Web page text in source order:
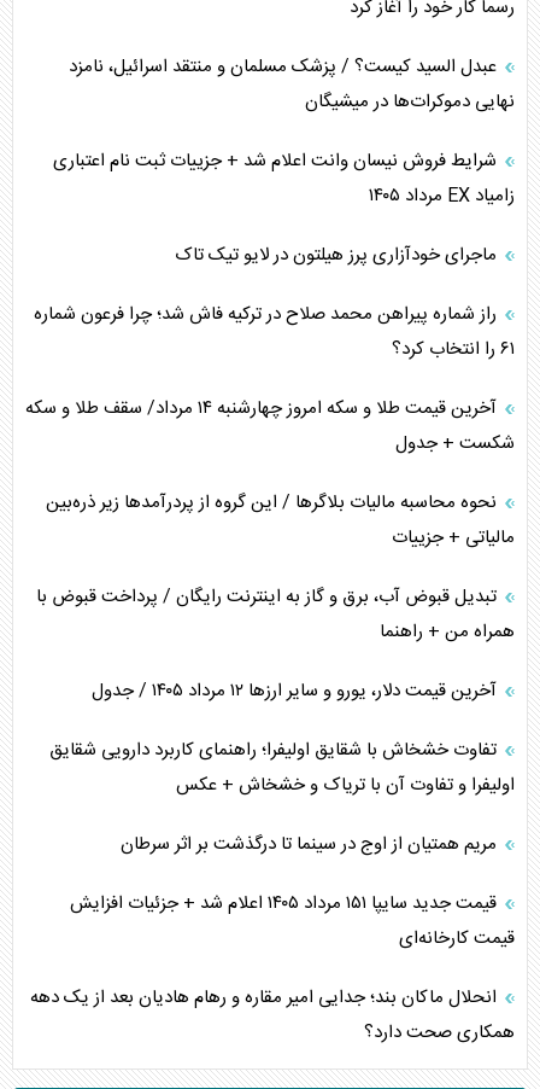
پیام، ظرفیت بالفعل‌نشده تجارت ایران
همسویی عربستان با سنتکام علیه متحدان ایران
ترامپ و توهم خلع سلاح حماس
چرا کویت به دنبال شریک امنیتی جدید است؟
اعتراف غرب به قدرت ایران در تثبیت معادلات
خطای راهبردی ترامپ مقابل برزیل
رسماً کار خود را آغاز کرد
عبدل السید کیست؟ / پزشک مسلمان و منتقد اسرائیل، نامزد
نهایی دموکرات‌ها در میشیگان
شرایط فروش نیسان وانت اعلام شد + جزییات ثبت نام اعتباری
زامیاد EX مرداد ۱۴۰۵
ماجرای خودآزاری پرز هیلتون در لایو تیک تاک
راز شماره پیراهن محمد صلاح در ترکیه فاش شد؛ چرا فرعون شماره
۶۱ را انتخاب کرد؟
آخرین قیمت طلا و سکه امروز چهارشنبه ۱۴ مرداد/ سقف طلا و سکه
شکست + جدول
نحوه محاسبه مالیات بلاگر‌ها / این گروه از پردرآمد‌ها زیر ذره‌بین
مالیاتی + جزییات
تبدیل قبوض آب، برق و گاز به اینترنت رایگان / پرداخت قبوض با
همراه من + راهنما
آخرین قیمت دلار، یورو و سایر ارز‌ها ۱۲ مرداد ۱۴۰۵ / جدول
تفاوت خشخاش با شقایق اولیفرا؛ راهنمای کاربرد دارویی شقایق
اولیفرا و تفاوت آن با تریاک و خشخاش + عکس
مریم همتیان از اوج در سینما تا درگذشت بر اثر سرطان
قیمت جدید سایپا ۱۵۱ مرداد ۱۴۰۵ اعلام شد + جزئیات افزایش
قیمت کارخانه‌ای
انحلال ماکان بند؛ جدایی امیر مقاره و رهام هادیان بعد از یک دهه
همکاری صحت دارد؟